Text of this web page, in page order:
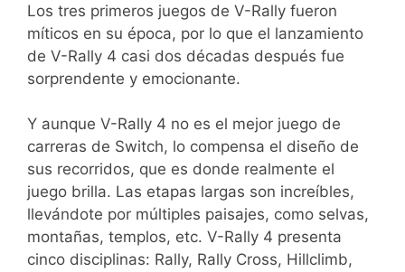
Los tres primeros juegos de V-Rally fueron
míticos en su época, por lo que el lanzamiento
de V-Rally 4 casi dos décadas después fue
sorprendente y emocionante.
Y aunque V-Rally 4 no es el mejor juego de
carreras de Switch, lo compensa el diseño de
sus recorridos, que es donde realmente el
juego brilla. Las etapas largas son increíbles,
llevándote por múltiples paisajes, como selvas,
montañas, templos, etc. V-Rally 4 presenta
cinco disciplinas: Rally, Rally Cross, Hillclimb,